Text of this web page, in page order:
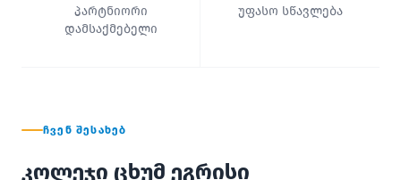
პარტნიორი
დამსაქმებელი
უფასო სწავლება
ᲩᲕᲔᲜ ᲨᲔᲡᲐᲮᲔᲑ
კოლეჯი ცხუმ ეგრისი